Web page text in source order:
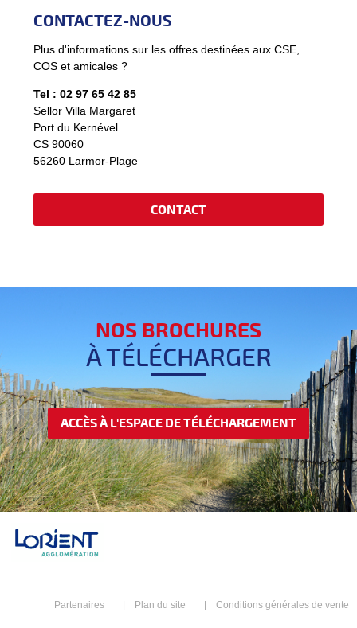
CONTACTEZ-NOUS
Plus d'informations sur les offres destinées aux CSE,
COS et amicales ?
Tel : 02 97 65 42 85
Sellor Villa Margaret
Port du Kernével
CS 90060
​56260 Larmor-Plage
CONTACT
NOS BROCHURES
À TÉLÉCHARGER
ACCÈS À L'ESPACE DE TÉLÉCHARGEMENT
Partenaires Plan du site Conditions générales de vente